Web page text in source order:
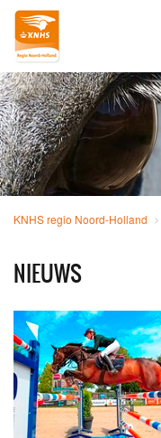
KNHS regio Noord-Holland
NIEUWS